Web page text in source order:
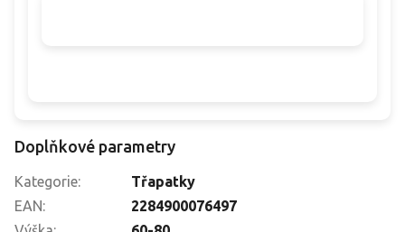
Doplňkové parametry
Kategorie:
Třapatky
EAN:
2284900076497